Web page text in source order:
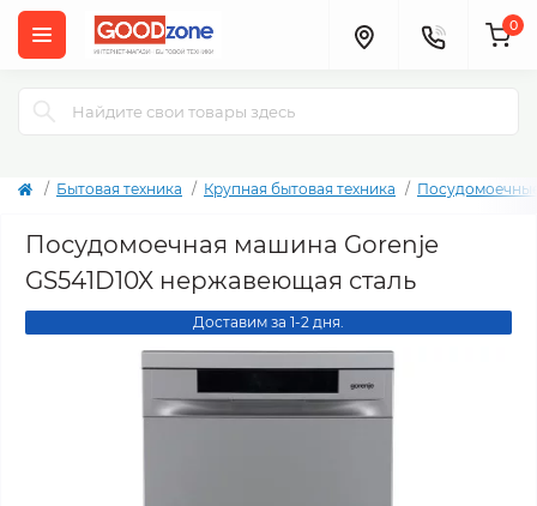
0
Бытовая техника Крупная бытовая техника
Посудомоечная машина Gorenje
GS541D10X нержавеющая сталь
Доставим за 1-2 дня.